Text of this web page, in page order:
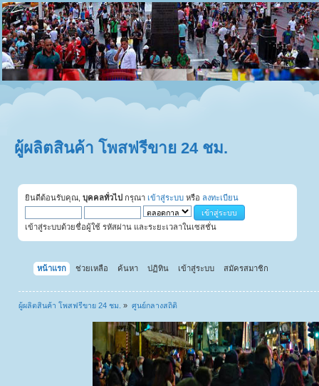
ผู้ผลิตสินค้า โพสฟรีขาย 24 ชม.
ยินดีต้อนรับคุณ, บุคคลทั่วไป กรุณา เข้าสู่ระบบ หรือ ลงทะเบียน
เข้าสู่ระบบด้วยชื่อผู้ใช้ รหัสผ่าน และระยะเวลาในเซสชั่น
หน้าแรก ช่วยเหลือ ค้นหา ปฏิทิน เข้าสู่ระบบ สมัครสมาชิก
ผู้ผลิตสินค้า โพสฟรีขาย 24 ชม. » ศูนย์กลางสถิติ